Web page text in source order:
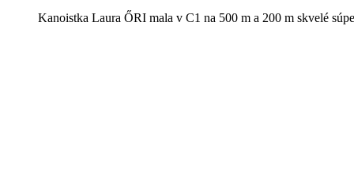
Kanoistka Laura ŐRI mala v C1 na 500 m a 200 m skvelé